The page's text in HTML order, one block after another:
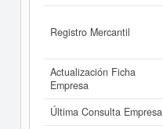
Registro Mercantil
Actualización Ficha
Empresa
Última Consulta Empresa